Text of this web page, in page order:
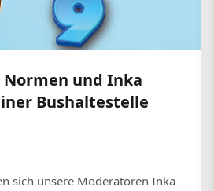
Normen und Inka
Bushaltestelle
sich unsere Moderatoren Inka